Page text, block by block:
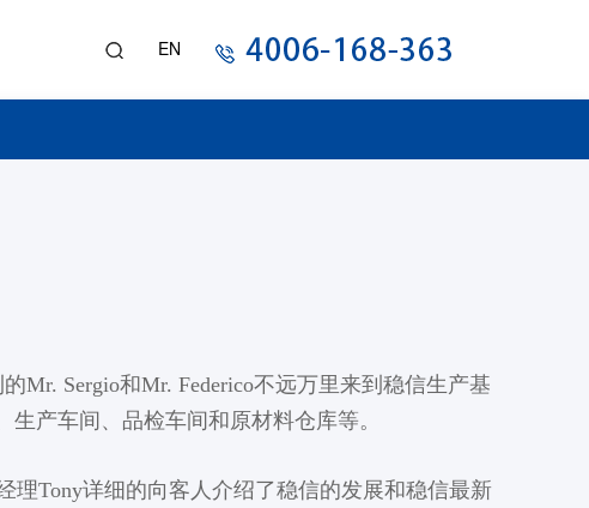
EN
Mr. Sergio和Mr. Federico不远万里来到稳信生产基
产车间、品检车间和原材料仓库等。
理Tony详细的向客人介绍了稳信的发展和稳信最新